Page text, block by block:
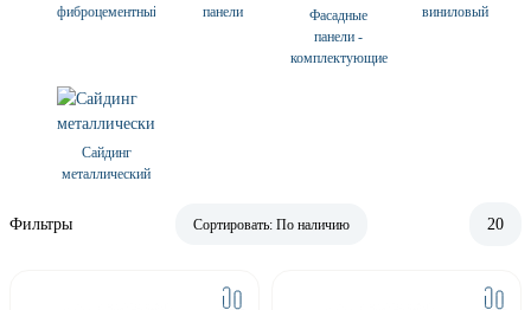
фиброцементный
панели
Фасадные
панели -
комплектующие
виниловый
Сайдинг
металлический
Фильтры Сортировать: По наличию 20